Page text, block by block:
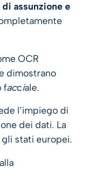
assunzione e
OCR
dimostrano
facciale.
l’impiego di
dei dati. La
gli stati europei.